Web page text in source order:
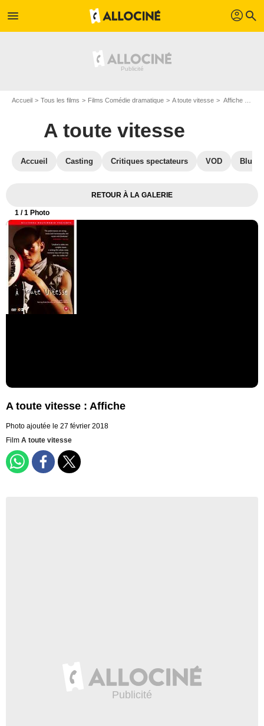
menu profil search
Accueil Tous les films Films Comédie dramatique A toute vitesse Affiche du film A toute vitesse - Photo 1
A toute vitesse
Accueil Casting Critiques spectateurs VOD Blu-
RETOUR À LA GALERIE
1 / 1 Photo
A toute vitesse : Affiche
Photo ajoutée le 27 février 2018
Film A toute vitesse